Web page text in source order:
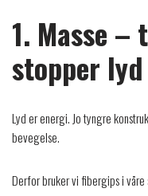
1. Masse
stopper lyd
Lyd er energi. Jo tyngre
bevegelse.
Derfor bruker vi fibergips i våre